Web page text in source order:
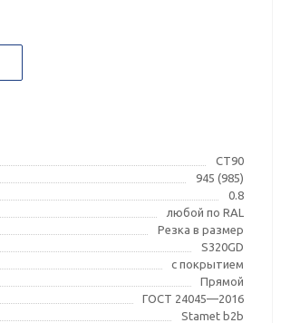
СТ90
945 (985)
0.8
любой по RAL
Резка в размер
S320GD
с покрытием
Прямой
ГОСТ 24045—2016
Stamet b2b